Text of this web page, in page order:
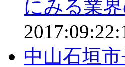
にみる業
中山石垣